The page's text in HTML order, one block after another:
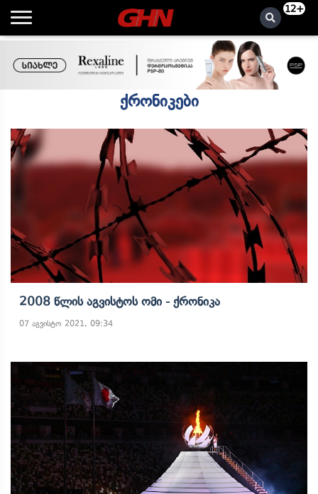
12+
ქრონიკები
2008 Წლის Აგვისტოს Ომი - Ქრონიკა
07 აგვისტო 2021, 09:34